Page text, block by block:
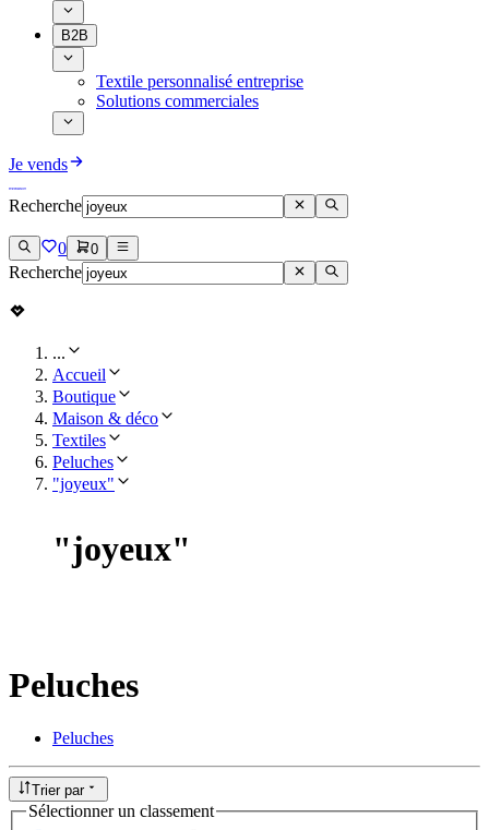
B2B
Textile personnalisé entreprise
Solutions commerciales
Je vends
Recherche
0 0
Recherche
...
Accueil
Boutique
Maison & déco
Textiles
Peluches
"joyeux"
"joyeux"
Peluches
Peluches
Trier par
Sélectionner un classement